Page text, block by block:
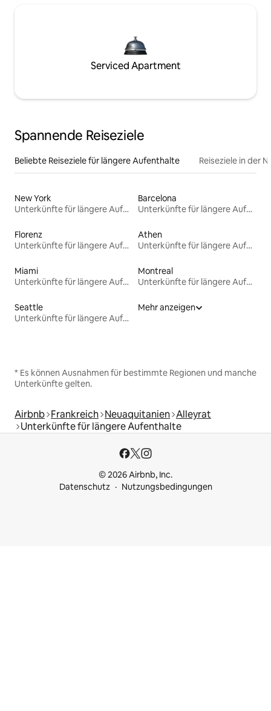
Serviced Apartment
Spannende Reiseziele
Beliebte Reiseziele für längere Aufenthalte Reiseziele in der
New York
Unterkünfte für längere Aufenthalte
Barcelona
Unterkünfte für längere Aufenthalte
Florenz
Unterkünfte für längere Aufenthalte
Athen
Unterkünfte für längere Aufenthalte
Miami
Unterkünfte für längere Aufenthalte
Montreal
Unterkünfte für längere Aufenthalte
Seattle
Unterkünfte für längere Aufenthalte
Mehr anzeigen
* Es können Ausnahmen für bestimmte Regionen und manche
Unterkünfte gelten.
Airbnb Frankreich Neuaquitanien Alleyrat
Unterkünfte für längere Aufenthalte
© 2026 Airbnb, Inc.
Datenschutz
Nutzungsbedingungen